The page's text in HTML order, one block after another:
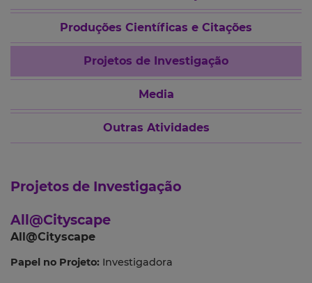
Produções Científicas e Citações
Projetos de Investigação
Media
Outras Atividades
Projetos de Investigação
All@Cityscape
All@Cityscape
Papel no Projeto: Investigadora